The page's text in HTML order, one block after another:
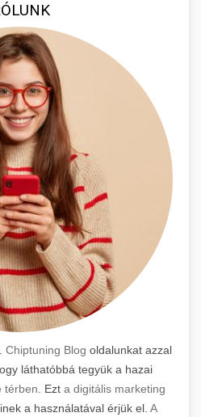
Chiptuning Blog oldalunkat azzal
láthatóbbá tegyük a hazai
térben . Ezt a digitális marketing
a használatával érjük el. A